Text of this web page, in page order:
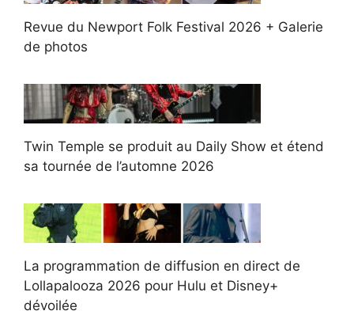
Revue du Newport Folk Festival 2026 + Galerie
de photos
Twin Temple se produit au Daily Show et étend
sa tournée de l’automne 2026
La programmation de diffusion en direct de
Lollapalooza 2026 pour Hulu et Disney+
dévoilée